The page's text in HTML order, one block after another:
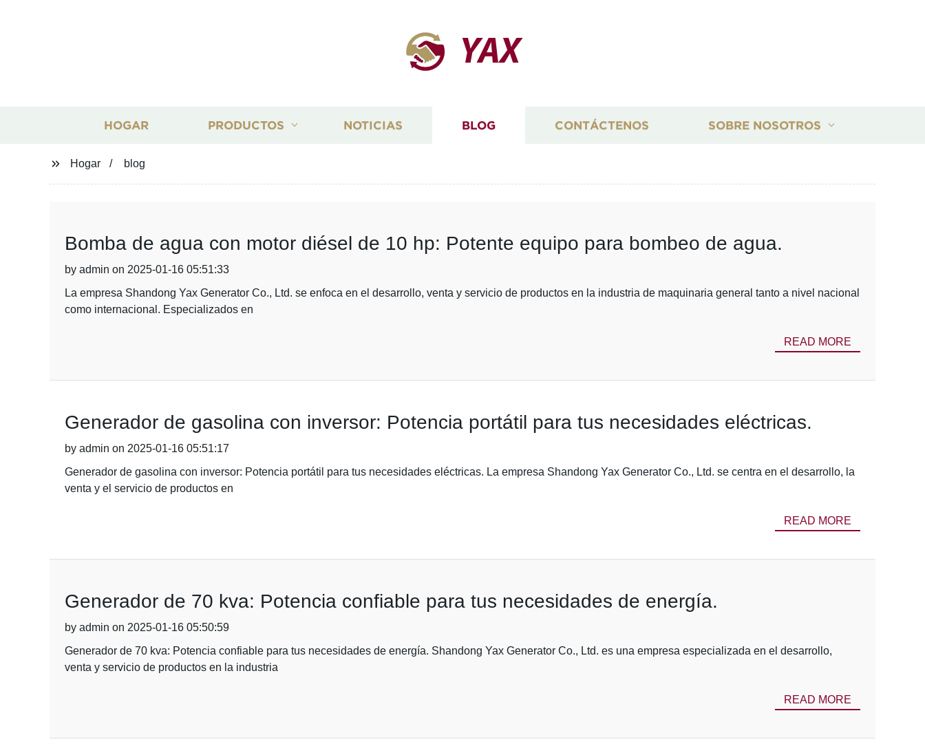
YAX
HOGAR PRODUCTOS NOTICIAS BLOG CONTÁCTENOS SOBRE NOSOTROS
Hogar blog
Bomba de agua con motor diésel de 10 hp: Potente equipo para bombeo de agua.
by admin on 2025-01-16 05:51:33
La empresa Shandong Yax Generator Co., Ltd. se enfoca en el desarrollo, venta y servicio de productos en la industria de maquinaria general tanto a nivel nacional
como internacional. Especializados en
READ MORE
Generador de gasolina con inversor: Potencia portátil para tus necesidades eléctricas.
by admin on 2025-01-16 05:51:17
Generador de gasolina con inversor: Potencia portátil para tus necesidades eléctricas. La empresa Shandong Yax Generator Co., Ltd. se centra en el desarrollo, la
venta y el servicio de productos en
READ MORE
Generador de 70 kva: Potencia confiable para tus necesidades de energía.
by admin on 2025-01-16 05:50:59
Generador de 70 kva: Potencia confiable para tus necesidades de energía. Shandong Yax Generator Co., Ltd. es una empresa especializada en el desarrollo,
venta y servicio de productos en la industria
READ MORE